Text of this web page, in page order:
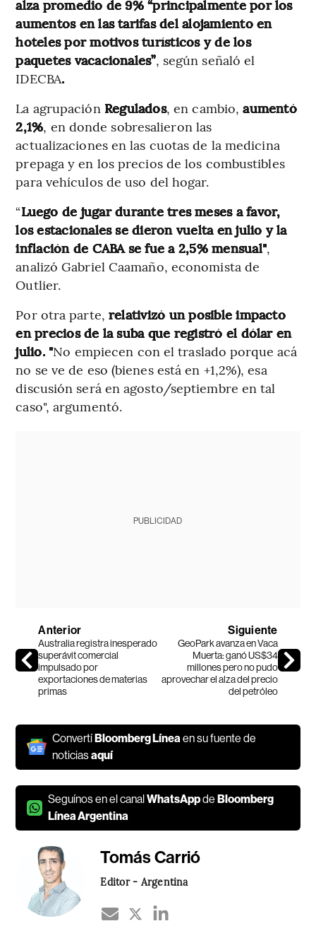
alza promedio de 9% “principalmente por los
aumentos en las tarifas del alojamiento en
hoteles por motivos turísticos y de los
paquetes vacacionales”, según señaló el
IDECBA.
La agrupación Regulados, en cambio,aumentó
2,1%, en donde sobresalieron las
actualizaciones en las cuotas de la medicina
prepaga y en los precios de los combustibles
para vehículos de uso del hogar.
“Luego de jugar durante tres meses a favor,
los estacionales se dieron vuelta en julio y la
inflación de CABA se fue a 2,5% mensual",
analizó Gabriel Caamaño, economista de
Outlier.
Por otra parte, relativizó un posible impacto
en precios de la suba que registró el dólar en
julio. "No empiecen con el traslado porque acá
no se ve de eso (bienes está en +1,2%), esa
discusión será en agosto/septiembre en tal
caso", argumentó.
PUBLICIDAD
Anterior
Australia registra inesperado
superávit comercial
impulsado por
exportaciones de materias
primas
Siguiente
GeoPark avanza en Vaca
Muerta: ganó US$34
millones pero no pudo
aprovechar el alza del precio
del petróleo
ConvertíBloomberg Línea en su fuente de
noticiasaquí
Seguínos en el canalWhatsAppdeBloomberg
Línea Argentina
Tomás Carrió
Editor - Argentina